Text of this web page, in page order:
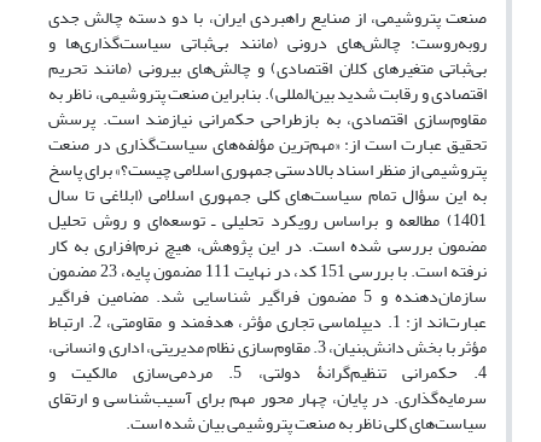
صنعت پتروشیمی، از صنایع راهبردی ایران، با دو دسته چالش جدی
روبه‌روست: چالش‌های درونی (مانند بی‌ثباتی سیاست‌گذاری‌ها و
بی‌ثباتی متغیرهای کلان اقتصادی) و چالش‌های بیرونی (مانند تحریم
اقتصادی و رقابت شدید بین‌المللی). بنابراین صنعت پتروشیمی، ناظر به
مقاوم‌سازی اقتصادی، به بازطراحی حکمرانی نیازمند است. پرسش
تحقیق عبارت است از: «مهم‌ترین مؤلفه‌های سیاست‌گذاری در صنعت
پتروشیمی از منظر اسناد بالادستی جمهوری اسلامی چیست؟» برای پاسخ
به این سؤال تمام سیاست‌های کلی جمهوری اسلامی (ابلاغی تا سال
1401) مطالعه و براساس رویکرد تحلیلی ـ توسعه‌ای و روش تحلیل
مضمون بررسی شده است. در این پژوهش، هیچ نرم‌افزاری به کار
نرفته است. با بررسی 151 کد، در نهایت 111 مضمون پایه، 23 مضمون
سازمان‌دهنده و 5 مضمون فراگیر شناسایی شد. مضامین فراگیر
عبارت‌اند از: 1. دیپلماسی تجاری مؤثر، هدفمند و مقاومتی، 2. ارتباط
مؤثر با بخش دانش‌بنیان، 3. مقاوم‌سازی نظام مدیریتی، اداری و انسانی،
4. حکمرانی تنظیم‌گرانۀ دولتی، 5. مردمی‌سازی مالکیت و
سرمایه‌گذاری. در پایان، چهار محور مهم برای آسیب‌شناسی و ارتقای
سیاست‌های کلی ناظر به صنعت پتروشیمی بیان شده است.